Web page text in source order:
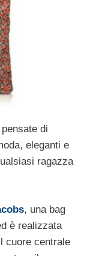
di
eleganti e
ragazza
, una bag
è realizzata
cuore centrale